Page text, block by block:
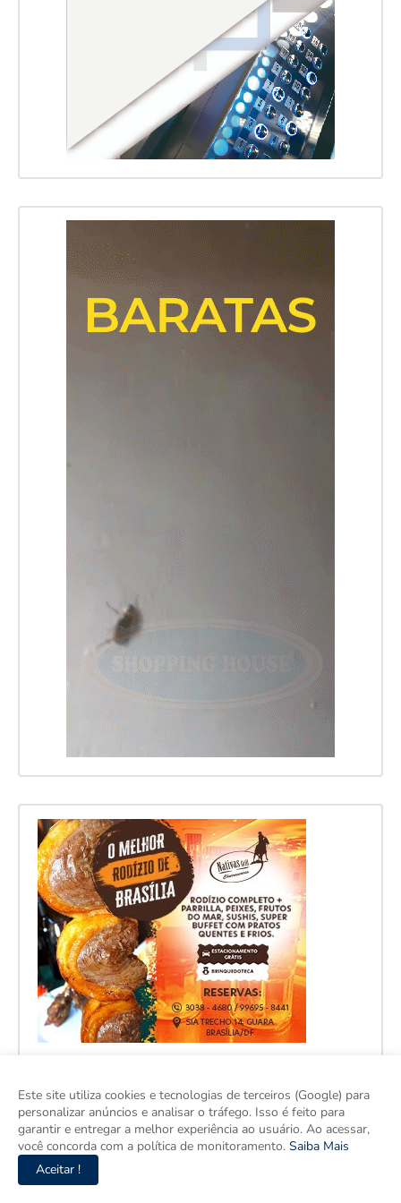
Este site utiliza cookies e tecnologias de terceiros (Google) para
personalizar anúncios e analisar o tráfego. Isso é feito para
garantir e entregar a melhor experiência ao usuário. Ao acessar,
você concorda com a política de monitoramento. Saiba Mais
Aceitar !